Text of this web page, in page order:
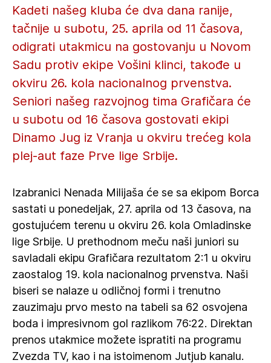
Kadeti našeg kluba će dva dana ranije,
tačnije u subotu, 25. aprila od 11 časova,
odigrati utakmicu na gostovanju u Novom
Sadu protiv ekipe Vošini klinci, takođe u
okviru 26. kola nacionalnog prvenstva.
Seniori našeg razvojnog tima Grafičara će
u subotu od 16 časova gostovati ekipi
Dinamo Jug iz Vranja u okviru trećeg kola
plej-aut faze Prve lige Srbije.
Izabranici Nenada Milijaša će se sa ekipom Borca
sastati u ponedeljak, 27. aprila od 13 časova, na
gostujućem terenu u okviru 26. kola Omladinske
lige Srbije. U prethodnom meču naši juniori su
savladali ekipu Grafičara rezultatom 2:1 u okviru
zaostalog 19. kola nacionalnog prvenstva. Naši
biseri se nalaze u odličnoj formi i trenutno
zauzimaju prvo mesto na tabeli sa 62 osvojena
boda i impresivnom gol razlikom 76:22. Direktan
prenos utakmice možete ispratiti na programu
Zvezda TV, kao i na istoimenom Jutjub kanalu.